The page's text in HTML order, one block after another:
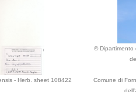
- Herb. sheet 108422
© Dipartimento
Comune di